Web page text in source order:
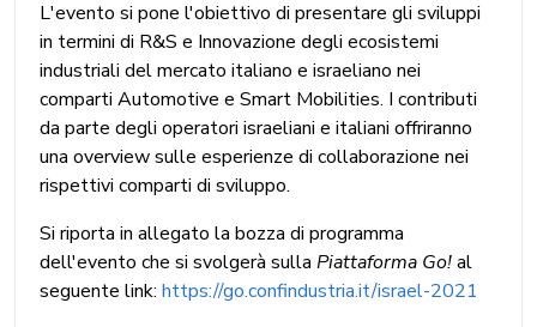
L'evento si pone l'obiettivo di presentare gli sviluppi
in termini di R&S e Innovazione degli ecosistemi
industriali del mercato italiano e israeliano nei
comparti Automotive e Smart Mobilities. I contributi
da parte degli operatori israeliani e italiani offriranno
una overview sulle esperienze di collaborazione nei
rispettivi comparti di sviluppo.
Si riporta in allegato la bozza di programma
dell'evento che si svolgerà sulla Piattaforma Go!al
seguente link: https://go.confindustria.it/israel-2021